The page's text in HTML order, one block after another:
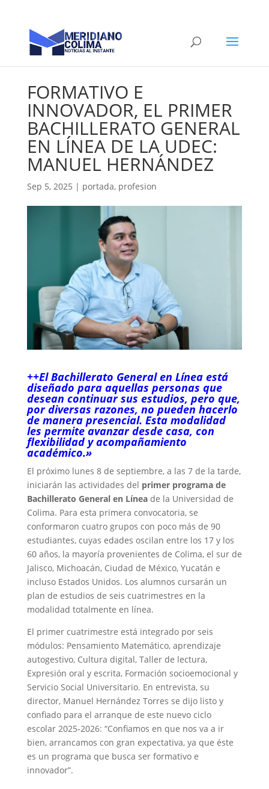
FORMATIVO E
INNOVADOR, EL PRIMER
BACHILLERATO GENERAL
EN LÍNEA DE LA UDEC:
MANUEL HERNÁNDEZ
Sep 5, 2025 | portada, profesion
++El Bachillerato General en Línea está
diseñado para aquellas personas que
desean continuar sus estudios, pero que,
por diversas razones, no pueden hacerlo
de manera presencial. Esta modalidad
les permite avanzar desde casa, con
flexibilidad y acompañamiento
académico.»
El próximo lunes 8 de septiembre, a las 7 de la tarde,
iniciarán las actividades del primer programa de
Bachillerato General en Líneade la Universidad de
Colima. Para esta primera convocatoria, se
conformaron cuatro grupos con poco más de 90
estudiantes, cuyas edades oscilan entre los 17 y los
60 años, la mayoría provenientes de Colima, el sur de
Jalisco, Michoacán, Ciudad de México, Yucatán e
incluso Estados Unidos. Los alumnos cursarán un
plan de estudios de seis cuatrimestres en la
modalidad totalmente en línea.
El primer cuatrimestre está integrado por seis
módulos: Pensamiento Matemático, aprendizaje
autogestivo, Cultura digital, Taller de lectura,
Expresión oral y escrita, Formación socioemocional y
Servicio Social Universitario. En entrevista, su
director, Manuel Hernández Torres se dijo listo y
confiado para el arranque de este nuevo ciclo
escolar 2025-2026: “Confiamos en que nos va a ir
bien, arrancamos con gran expectativa, ya que éste
es un programa que busca ser formativo e
innovador”.